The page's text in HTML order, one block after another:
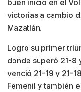
buen inicio en el
victorias a cambio
Mazatlán.
Logró su primer
donde superó 21-8
venció 21-19 y 21-
Femenil y también